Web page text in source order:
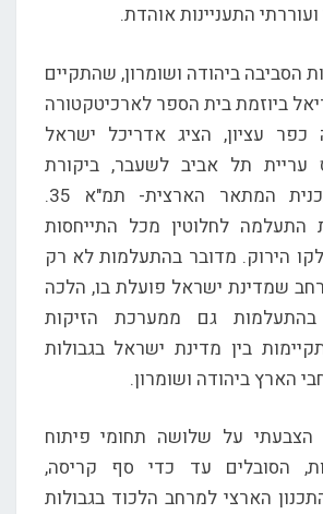
התעניינות אוהדת.
הסביבה ביהודה ושומרון, שהתקיים
ביוזמת בית הספר לארכיטקטורה
עציון, הציג אדריכל ישראל
עריית תל אביב לשעבר, ביקורת
עקרונית על תכנית המתאר הארצית- תמ"א 35.
התעלמה לחלוטין מכל התייחסות
הירוק. מדובר בהתעלמות לא רק
שמדינת ישראל פועלת בו, הלכה
גם ממערכת הזיקות
בין מדינת ישראל בגבולות
הצבעתי על שלושה תחומי פיתוח
הסובלים עד כדי סף קריסה,
הארצי למרחב הלכוד בגבולות